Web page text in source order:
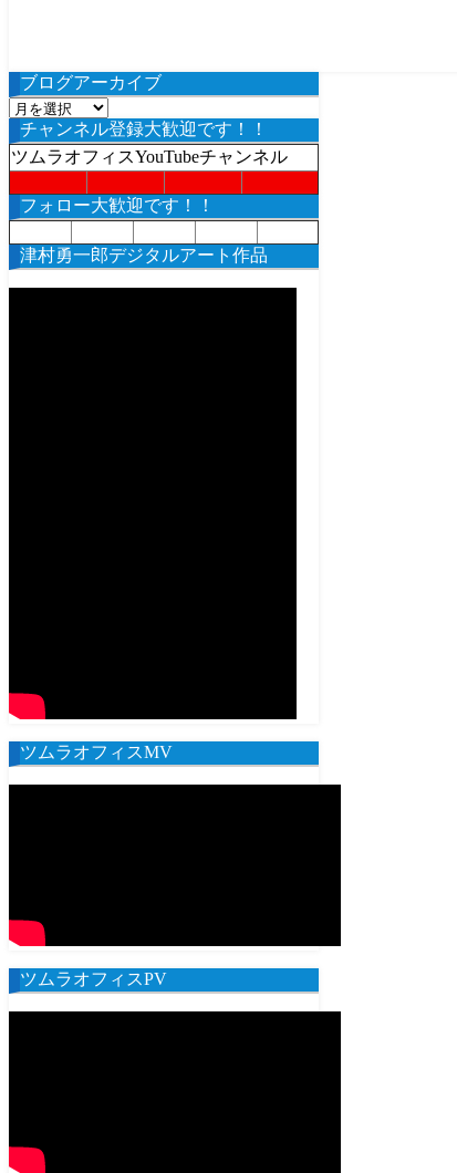
ブログアーカイブ
ブ
ロ
グ
ア
ー
カ
イ
ブ
チャンネル登録大歓迎です！！
ツムラオフィスYouTubeチャンネル
フォロー大歓迎です！！
津村勇一郎デジタルアート作品
ツムラオフィスMV
ツムラオフィスPV